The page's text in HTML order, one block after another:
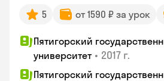
5 от 1590 ₽ за урок
Пятигорский
университет • 2017 г.
Пятигорский